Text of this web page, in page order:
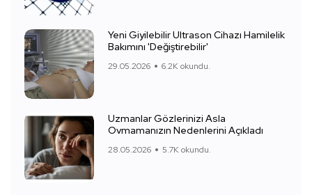
Yeni Giyilebilir Ultrason Cihazı Hamilelik
Bakımını 'Değiştirebilir'
29.05.2026 6.2K okundu.
Uzmanlar Gözlerinizi Asla
Ovmamanızın Nedenlerini Açıkladı
28.05.2026 5.7K okundu.